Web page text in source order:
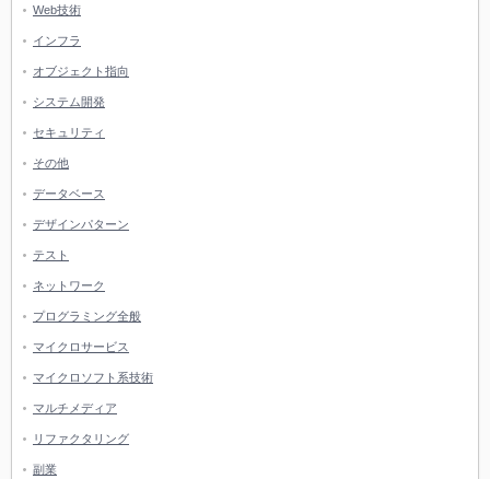
Web技術
インフラ
オブジェクト指向
システム開発
セキュリティ
その他
データベース
デザインパターン
テスト
ネットワーク
プログラミング全般
マイクロサービス
マイクロソフト系技術
マルチメディア
リファクタリング
副業